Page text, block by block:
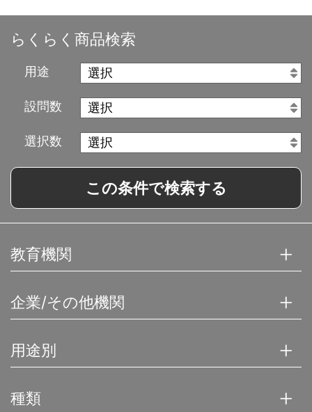
らくらく商品検索
用途
設問数
選択数
この条件で検索する
教育機関
企業/その他機関
用途別
種類